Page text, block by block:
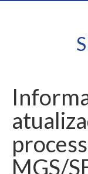
MGS/